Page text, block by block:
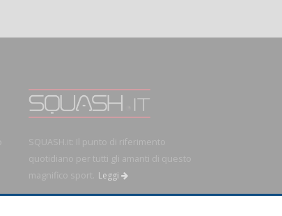
SQUASH.it: Il punto di riferimento
quotidiano per tutti gli amanti di questo
magnifico sport.
Leggi